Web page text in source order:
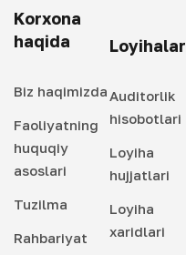
Korxona
haqida
Biz haqimizda
Faoliyatning
huquqiy
asoslari
Tuzilma
Rahbariyat
Loyihalar
Auditorlik
hisobotlari
Loyiha
hujjatlari
Loyiha
xaridlari